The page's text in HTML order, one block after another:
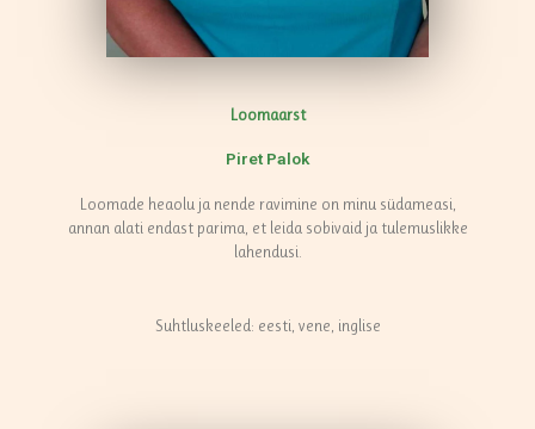
Loomaarst
Piret Palok
Loomade heaolu ja nende ravimine on minu südameasi,
annan alati endast parima, et leida sobivaid ja tulemuslikke
lahendusi.
Suhtluskeeled: eesti, vene, inglise